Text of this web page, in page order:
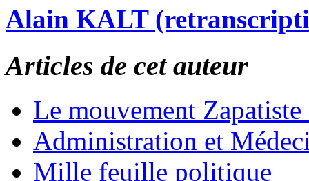
Alain KALT
Articles de cet auteur
Le mouvement
Administration et
Mille feuille politique